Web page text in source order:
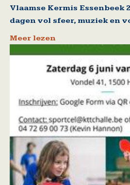
Vlaamse Kermis Essenbeek
dagen vol sfeer, muziek en
Meer lezen